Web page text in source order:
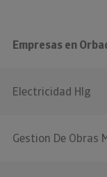
Empresas en
Electricidad Hlg
Gestion De Obras